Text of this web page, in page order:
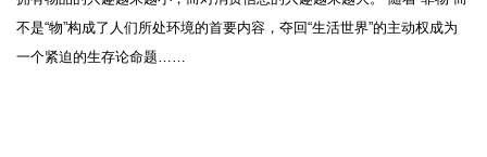
不是“物”构成了人们所处环境的首要内容，夺回“生活世界”的主动权成为
一个紧迫的生存论命题……